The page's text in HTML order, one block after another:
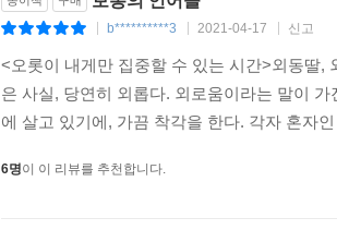
b**********3 2021-04-17 신고
<오롯이 내게만 집중할 수 있는 시간>외동딸,
은 사실, 당연히 외롭다. 외로움이라는 말이
에 살고 있기에, 가끔 착각을 한다. 각자 혼자
6명이 이 리뷰를 추천합니다.